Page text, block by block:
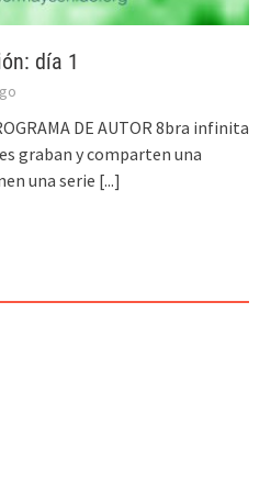
día 1
DE AUTOR 8bra infinita
graban y comparten una
una serie [...]